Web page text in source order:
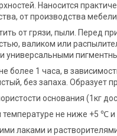
Наносится
от производства
от грязи, пыли. Перед
валиком или
универсальными
более 1 часа, в
без запаха. Образует
основания (1кг
температуре не ниже +5 ℃
лаками и